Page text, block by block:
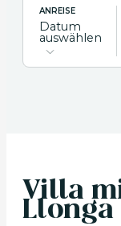
ANREISE
Datum
auswählen
Villa
Llonga